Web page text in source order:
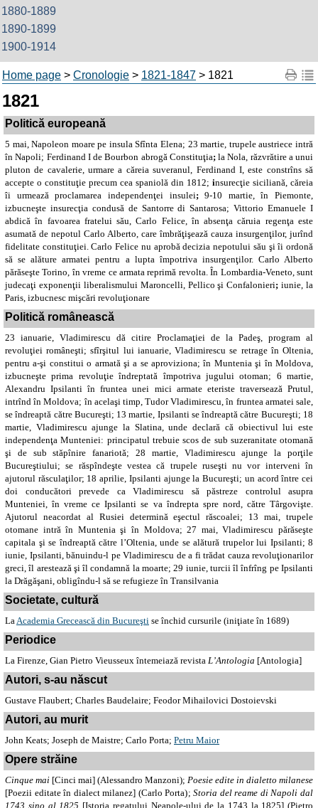
1880-1889
1890-1899
1900-1914
Home page > Cronologie > 1821-1847 > 1821
1821
Politică europeană
5 mai, Napoleon moare pe insula Sfînta Elena; 23 martie, trupele austriece intră
în Napoli; Ferdinand I de Bourbon abrogă Constituţia; la Nola, răzvrătire a unui
pluton de cavalerie, urmare a căreia suveranul, Ferdinand I, este constrîns să
accepte o constituţie precum cea spaniolă din 1812; insurecţie siciliană, căreia
îi urmează proclamarea independenţei insulei;9-10 martie, în Piemonte,
izbucneşte insurecţia condusă de Santorre di Santarosa; Vittorio Emanuele I
abdică în favoarea fratelui său, Carlo Felice, în absenţa căruia regenţa este
asumată de nepotul Carlo Alberto, care îmbrăţişează cauza insurgenţilor, jurînd
fidelitate constituţiei. Carlo Felice nu aprobă decizia nepotului său şi îi ordonă
să se alăture armatei pentru a lupta împotriva insurgenţilor. Carlo Alberto
părăseşte Torino, în vreme ce armata reprimă revolta. În Lombardia-Veneto, sunt
judecaţi exponenţii liberalismului Maroncelli, Pellico şi Confalonieri;iunie, la
Paris, izbucnesc mişcări revoluţionare
Politică românească
23 ianuarie, Vladimirescu dă citire Proclamaţiei de la Padeş, program al
revoluţiei româneşti; sfîrşitul lui ianuarie, Vladimirescu se retrage în Oltenia,
pentru a-şi constitui o armată şi a se aproviziona; în Muntenia şi în Moldova,
izbucneşte prima revoluţie îndreptată împotriva jugului otoman; 6 martie,
Alexandru Ipsilanti în fruntea unei mici armate eteriste traversează Prutul,
intrînd în Moldova; în acelaşi timp, Tudor Vladimirescu, în fruntea armatei sale,
se îndreaptă către Bucureşti; 13 martie, Ipsilanti se îndreaptă către Bucureşti; 18
martie, Vladimirescu ajunge la Slatina, unde declară că obiectivul lui este
independenţa Munteniei: principatul trebuie scos de sub suzeranitate otomană
şi de sub stăpînire fanariotă; 28 martie, Vladimirescu ajunge la porţile
Bucureştiului; se răspîndeşte vestea că trupele ruseşti nu vor interveni în
ajutorul răsculaţilor; 18 aprilie, Ipsilanti ajunge la Bucureşti; un acord între cei
doi conducători prevede ca Vladimirescu să păstreze controlul asupra
Munteniei, în vreme ce Ipsilanti se va îndrepta spre nord, către Târgovişte.
Ajutorul neacordat al Rusiei determină eşectul răscoalei; 13 mai, trupele
otomane intră în Muntenia şi în Moldova; 27 mai, Vladimirescu părăseşte
capitala şi se îndreaptă către l’Oltenia, unde se alătură trupelor lui Ipsilanti; 8
iunie, Ipsilanti, bănuindu-l pe Vladimirescu de a fi trădat cauza revoluţionarilor
greci, îl arestează şi îl condamnă la moarte; 29 iunie, turcii îl înfrîng pe Ipsilanti
la Drăgăşani, obligîndu-l să se refugieze în Transilvania
Societate, cultură
LaAcademia Grecească din Bucureşti se închid cursurile (iniţiate în 1689)
Periodice
La Firenze, Gian Pietro Vieusseux întemeiază revista L’Antologia [Antologia]
Autori, s-au născut
Gustave Flaubert; Charles Baudelaire; Feodor Mihailovici Dostoievski
Autori, au murit
John Keats; Joseph de Maistre; Carlo Porta; Petru Maior
Opere străine
Cinque mai [Cinci mai] (Alessandro Manzoni); Poesie edite in dialetto milanese
[Poezii editate în dialect milanez] (Carlo Porta);Storia del reame di Napoli dal
1743 sino al 1825 [Istoria regatului Neapole-ului de la 1743 la 1825] (Pietro